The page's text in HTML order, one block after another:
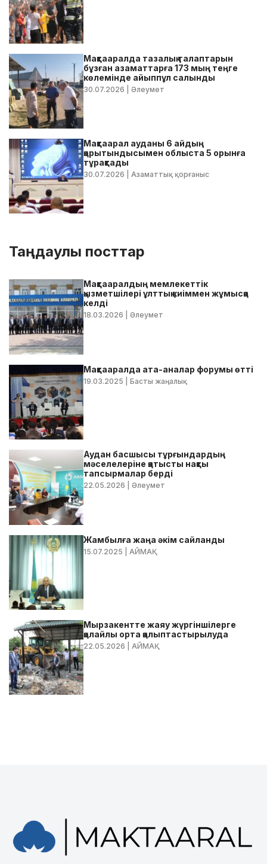
Мақтааралда тазалық талаптарын
бұзған азаматтарға 173 мың теңге
көлемінде айыппұл салынды
30.07.2026 | Әлеумет
Мақтаарал ауданы 6 айдың
қорытындысымен облыста 5 орынға
тұрақтады
30.07.2026 | Азаматтық қорғаныс
Таңдаулы посттар
Мақтааралдың мемлекеттік
қызметшілері ұлттық киіммен жұмысқа
келді
18.03.2026 | Әлеумет
Мақтааралда ата-аналар форумы өтті
19.03.2025 | Басты жаңалық
Аудан басшысы тұрғындардың
мәселелеріне қатысты нақты
тапсырмалар берді
22.05.2026 | Әлеумет
Жамбылға жаңа әкім сайланды
15.07.2025 | АЙМАҚ
Мырзакентте жаяу жүргіншілерге
қолайлы орта қалыптастырылуда
22.05.2026 | АЙМАҚ